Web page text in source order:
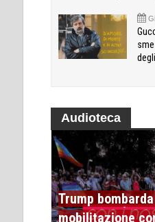
Audioteca
Trump
mobilitazione